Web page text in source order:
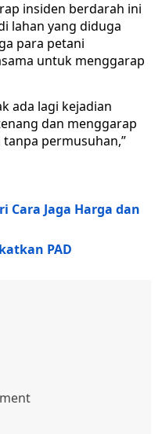
insiden berdarah ini
lahan yang diduga
para petani
untuk menggarap
ada lagi kejadian
dan menggarap
permusuhan,”
Cara Jaga Harga dan
PAD